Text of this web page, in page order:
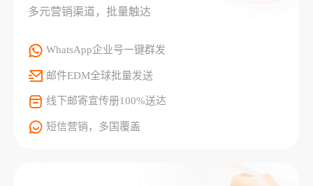
多元营销渠道，批量触达
WhatsApp企业号一键群发
邮件EDM全球批量发送
线下邮寄宣传册100%送达
短信营销，多国覆盖